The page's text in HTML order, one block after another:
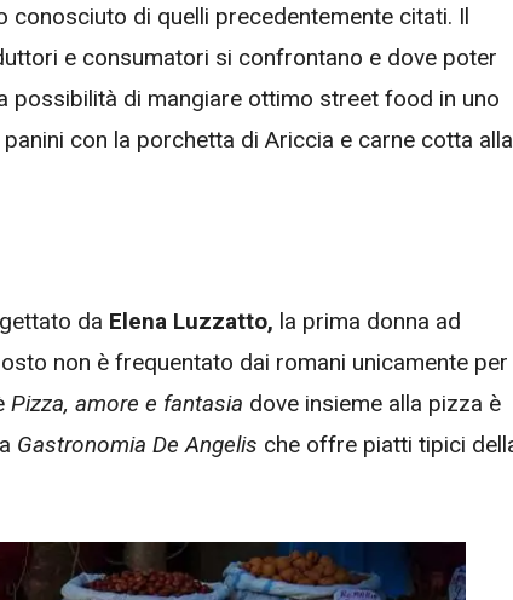
conosciuto di quelli precedentemente citati. Il
e consumatori si confrontano e dove poter
possibilità di mangiare ottimo street food in uno
con la porchetta di Ariccia e carne cotta alla
da Elena Luzzatto, la prima donna ad
non è frequentato dai romani unicamente per
Pizza, amore e fantasia dove insieme alla pizza è
Gastronomia De Angelis che offre piatti tipici